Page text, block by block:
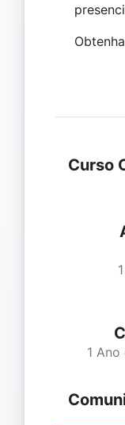
Curso
1